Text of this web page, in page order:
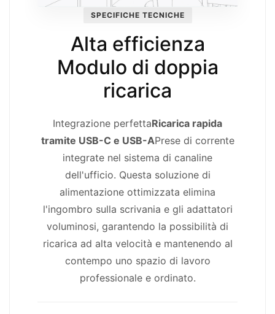
SPECIFICHE TECNICHE
Alta efficienza
Modulo di doppia
ricarica
Integrazione perfettaRicarica rapida
tramite USB-C e USB-APrese di corrente
integrate nel sistema di canaline
dell'ufficio. Questa soluzione di
alimentazione ottimizzata elimina
l'ingombro sulla scrivania e gli adattatori
voluminosi, garantendo la possibilità di
ricarica ad alta velocità e mantenendo al
contempo uno spazio di lavoro
professionale e ordinato.